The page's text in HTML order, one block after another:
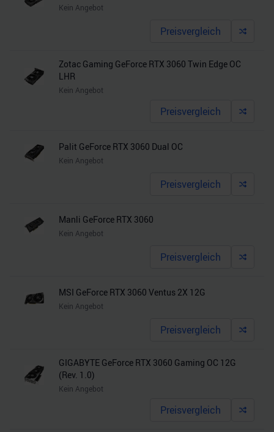
Kein Angebot
Preisvergleich
Zotac Gaming GeForce RTX 3060 Twin Edge OC
LHR
Kein Angebot
Preisvergleich
Palit GeForce RTX 3060 Dual OC
Kein Angebot
Preisvergleich
Manli GeForce RTX 3060
Kein Angebot
Preisvergleich
MSI GeForce RTX 3060 Ventus 2X 12G
Kein Angebot
Preisvergleich
GIGABYTE GeForce RTX 3060 Gaming OC 12G
(Rev. 1.0)
Kein Angebot
Preisvergleich